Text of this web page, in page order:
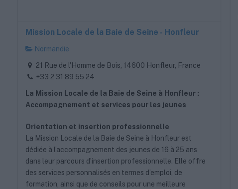
Mission Locale de la Baie de Seine - Honfleur
Normandie
21 Rue de l'Homme de Bois, 14600 Honfleur, France
+33 2 31 89 55 24
La Mission Locale de la Baie de Seine à Honfleur :
Accompagnement et services pour les jeunes
Orientation et insertion professionnelle
La Mission Locale de la Baie de Seine à Honfleur est
dédiée à l’accompagnement des jeunes de 16 à 25 ans
dans leur parcours d’insertion professionnelle. Elle offre
des services personnalisés en termes d’emploi, de
formation, ainsi que de conseils pour une meilleure